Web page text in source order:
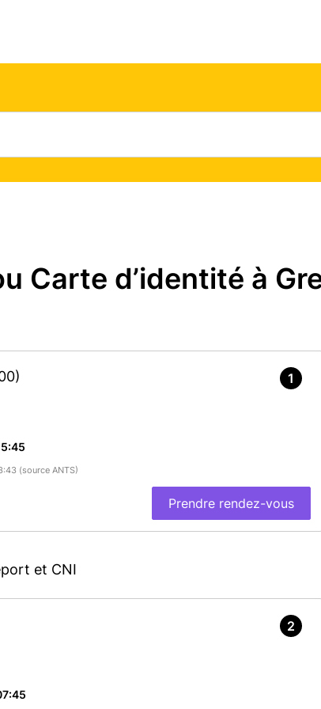
Carte d’identité à
(source ANTS)
Prendre rendez-vous
1
et CNI
2